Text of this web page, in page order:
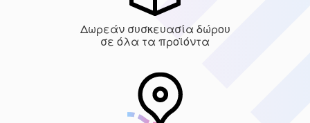
Δωρεάν συσκευασία δώρου
σε όλα τα προϊόντα